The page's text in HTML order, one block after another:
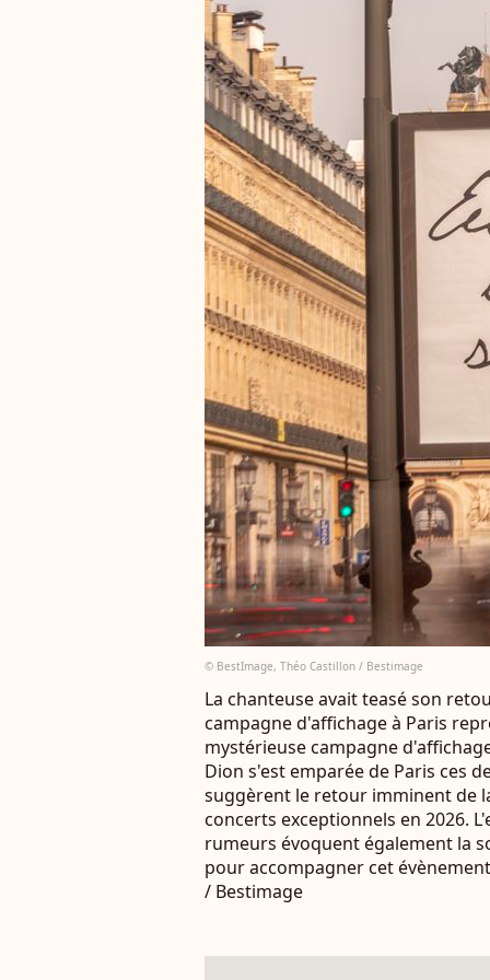
© BestImage, Théo Castillon / Bestimage
La chanteuse avait teasé son
campagne d'affichage à Paris
mystérieuse campagne
Dion s'est emparée de Paris ces
suggèrent le retour imminent de
concerts exceptionnels en 2026.
rumeurs évoquent également la
pour accompagner cet
/ Bestimage